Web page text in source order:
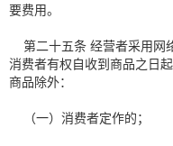
要费用。
第二十五条 经营者采用网
消费者有权自收到商品之日
商品除外：
（一）消费者定作的；